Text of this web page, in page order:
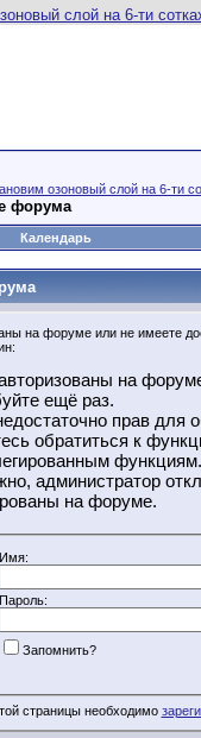
озоновый слой на 6-ти
форума
Календарь
на форуме или не имеете
на
ещё раз.
прав для
обратиться к
функциям.
администратор
на форуме.
Имя:
Пароль:
Запомнить?
страницы необходимо